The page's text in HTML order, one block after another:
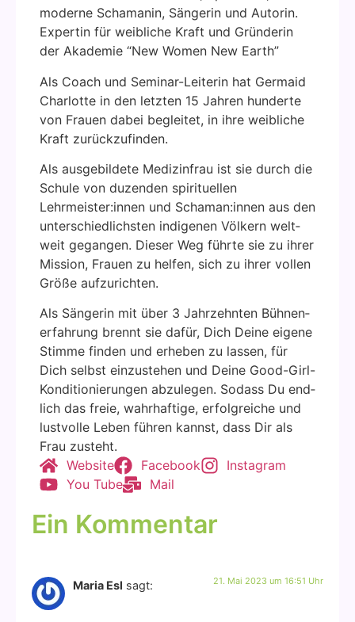
moder­ne Scha­ma­nin, Sän­ge­rin und Autorin.
Exper­tin für weib­li­che Kraft und Grün­de­rin
der Aka­de­mie “New Women New Earth”
Als Coach und Semi­nar-Lei­te­rin hat Ger­maid
Char­lot­te in den letz­ten 15 Jah­ren hun­der­te
von Frau­en dabei beglei­tet, in ihre weib­li­che
Kraft zurück­zu­fin­den.
Als aus­ge­bil­de­te Mediz­in­frau ist sie durch die
Schu­le von duzen­den spi­ri­tu­el­len
Lehrmeister:innen und Schaman:innen aus den
unter­schied­lichs­ten indi­ge­nen Völ­kern welt­
weit gegan­gen. Die­ser Weg führ­te sie zu ihrer
Mis­si­on, Frau­en zu hel­fen, sich zu ihrer vol­len
Grö­ße auf­zu­rich­ten.
Als Sän­ge­rin mit über 3 Jahr­zehn­ten Büh­nen­
er­fah­rung brennt sie dafür, Dich Dei­ne eige­ne
Stim­me fin­den und erhe­ben zu las­sen, für
Dich selbst ein­zu­ste­hen und Dei­ne Good-Girl-
Kon­di­tio­nie­run­gen abzu­le­gen. Sodass Du end­
lich das freie, wahr­haf­ti­ge, erfolg­rei­che und
lust­vol­le Leben füh­ren kannst, dass Dir als
Frau zusteht.
Web­site
Face­book
Insta­gram
You Tube
Mail
Ein Kommentar
Maria Esl sagt: 21. Mai 2023 um 16:51 Uhr